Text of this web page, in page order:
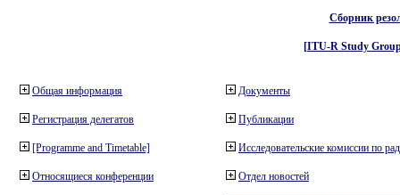
Сборник
[ITU-R Study
Общая информация
Регистрация делегатов
[Programme and Timetable]
Относящиеся конференции
Документы
Публикации
Исследовательские комиссии по
Отдел новостей